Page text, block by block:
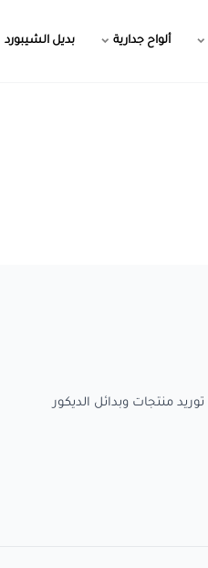
ألواح جدارية بديل الشيبورد